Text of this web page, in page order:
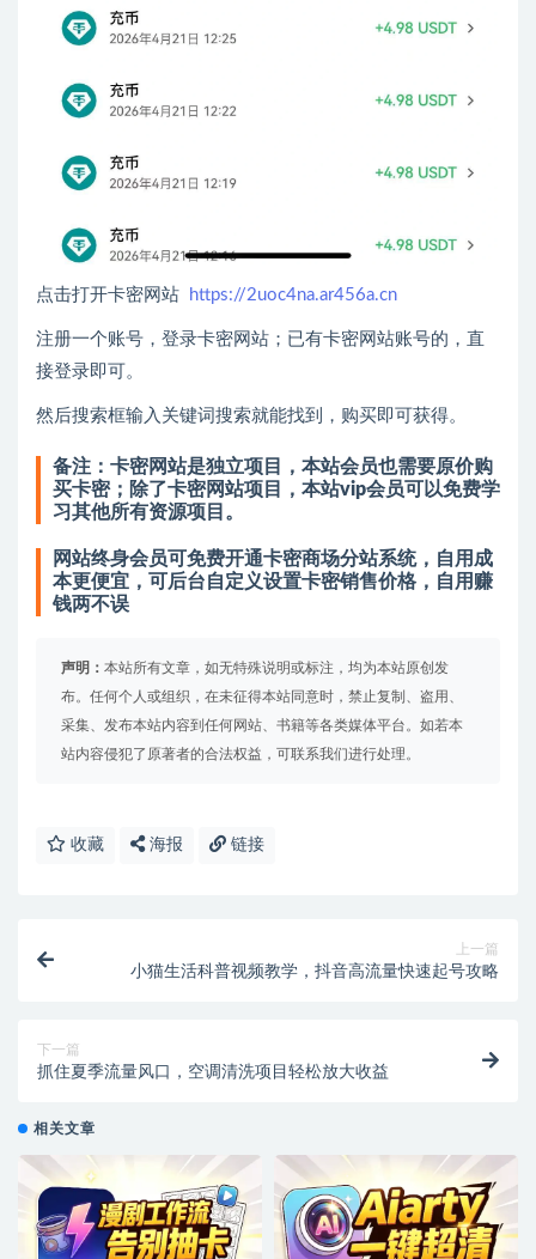
点击打开卡密网站 https://2uoc4na.ar456a.cn
注册一个账号，登录卡密网站；已有卡密网站账号的，直
接登录即可。
然后搜索框输入关键词搜索就能找到，购买即可获得。
备注：卡密网站是独立项目，本站会员也需要原价购
买卡密；除了卡密网站项目，本站vip会员可以免费学
习其他所有资源项目。
网站终身会员可免费开通卡密商场分站系统，自用成
本更便宜，可后台自定义设置卡密销售价格，自用赚
钱两不误
声明： 本站所有文章，如无特殊说明或标注，均为本站原创发
布。任何个人或组织，在未征得本站同意时，禁止复制、盗用、
采集、发布本站内容到任何网站、书籍等各类媒体平台。如若本
站内容侵犯了原著者的合法权益，可联系我们进行处理。
收藏 海报 链接
上一篇
小猫生活科普视频教学，抖音高流量快速起号攻略
下一篇
抓住夏季流量风口，空调清洗项目轻松放大收益
相关文章